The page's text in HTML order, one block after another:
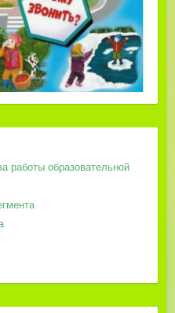
работы образовательной